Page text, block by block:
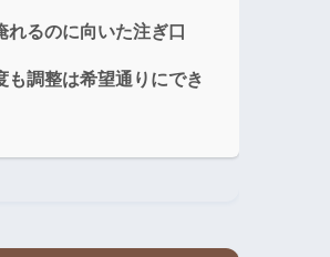
れるのに向いた注ぎ口
も調整は希望通りにでき